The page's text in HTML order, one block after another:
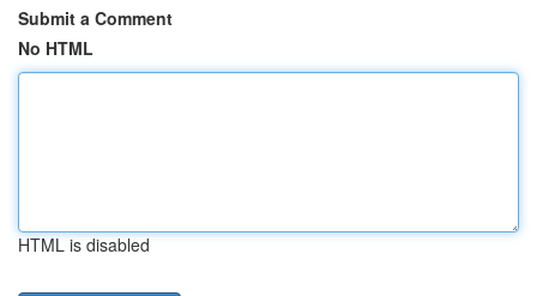
Submit a Comment
No HTML
HTML is disabled